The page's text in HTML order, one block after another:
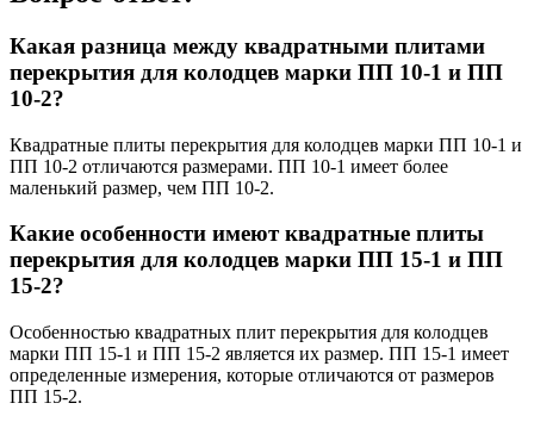
Какая разница между квадратными плитами
перекрытия для колодцев марки ПП 10-1 и ПП
10-2?
Квадратные плиты перекрытия для колодцев марки ПП 10-1 и
ПП 10-2 отличаются размерами. ПП 10-1 имеет более
маленький размер, чем ПП 10-2.
Какие особенности имеют квадратные плиты
перекрытия для колодцев марки ПП 15-1 и ПП
15-2?
Особенностью квадратных плит перекрытия для колодцев
марки ПП 15-1 и ПП 15-2 является их размер. ПП 15-1 имеет
определенные измерения, которые отличаются от размеров
ПП 15-2.